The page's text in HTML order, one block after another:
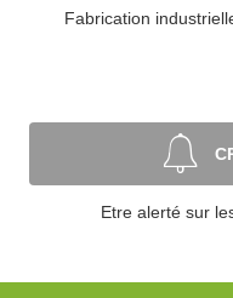
Fabrication
Etre alerté sur